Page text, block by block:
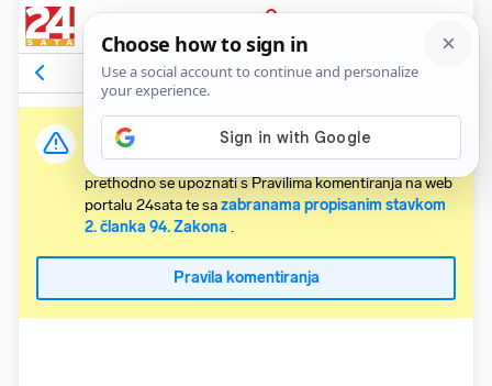
PRIJAVA
Komentari Relevantni
Važna obavijest:
Svaki korisnik koji želi komentirati članke obvezan je
prethodno se upoznati s Pravilima komentiranja na web
portalu 24sata te sazabranama propisanim stavkom
2. članka 94. Zakona .
Pravila komentiranja